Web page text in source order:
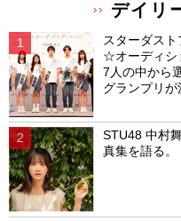
デイリ
スターダス
☆オーディシ
7人の中から
グランプリが
STU48 中村
真集を語る。